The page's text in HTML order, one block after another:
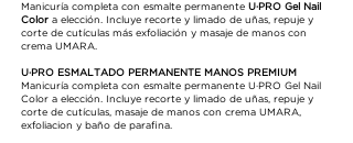
Manicuría completa con esmalte permanente U·PRO Gel Nail
Color a elección. Incluye recorte y limado de uñas, repuje y
corte de cutículas más exfoliación y masaje de manos con
crema UMARA.
U·PRO ESMALTADO PERMANENTE MANOS PREMIUM
Manicuría completa con esmalte permanente U·PRO Gel Nail
Color a elección. Incluye recorte y limado de uñas, repuje y
corte de cutículas, masaje de manos con crema UMARA,
exfoliacion y baño de parafina.